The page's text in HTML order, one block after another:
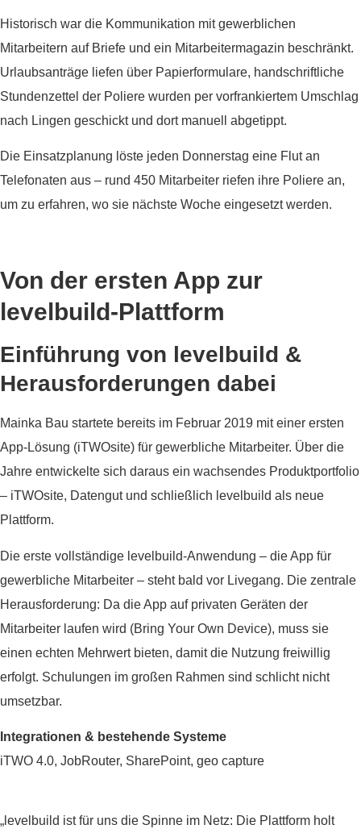
Historisch war die Kommunikation mit gewerblichen
Mitarbeitern auf Briefe und ein Mitarbeitermagazin beschränkt.
Urlaubsanträge liefen über Papierformulare, handschriftliche
Stundenzettel der Poliere wurden per vorfrankiertem Umschlag
nach Lingen geschickt und dort manuell abgetippt.
Die Einsatzplanung löste jeden Donnerstag eine Flut an
Telefonaten aus – rund 450 Mitarbeiter riefen ihre Poliere an,
um zu erfahren, wo sie nächste Woche eingesetzt werden.
Von der ersten App zur
levelbuild-Plattform
Einführung von levelbuild &
Herausforderungen dabei
Mainka Bau startete bereits im Februar 2019 mit einer ersten
App-Lösung (iTWOsite) für gewerbliche Mitarbeiter. Über die
Jahre entwickelte sich daraus ein wachsendes Produktportfolio
– iTWOsite, Datengut und schließlich levelbuild als neue
Plattform.
Die erste vollständige levelbuild-Anwendung – die App für
gewerbliche Mitarbeiter – steht bald vor Livegang. Die zentrale
Herausforderung: Da die App auf privaten Geräten der
Mitarbeiter laufen wird (Bring Your Own Device), muss sie
einen echten Mehrwert bieten, damit die Nutzung freiwillig
erfolgt. Schulungen im großen Rahmen sind schlicht nicht
umsetzbar.
Integrationen & bestehende Systeme
iTWO 4.0, JobRouter, SharePoint, geo capture
„levelbuild ist für uns die Spinne im Netz: Die Plattform holt